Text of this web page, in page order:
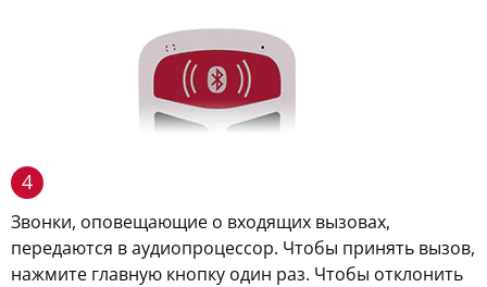
4
Звонки, оповещающие о входящих вызовах,
передаются в аудиопроцессор. Чтобы принять вызов,
нажмите главную кнопку один раз. Чтобы отклонить